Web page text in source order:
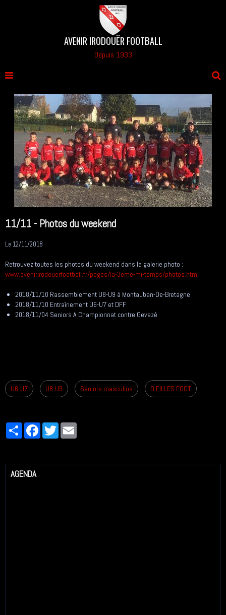
AVENIR IRODOUËR FOOTBALL
Depuis 1933
11/11 - Photos du weekend
Le 12/11/2018
Retrouvez toutes les photos du weekend dans la galerie photo :
www.avenirirodouerfootball.fr/pages/la-3eme-mi-temps/photos.html
2018/11/10 Rassemblement U8-U9 à Montauban-De-Bretagne
2018/11/10 Entraînement U6-U7 et DFF
2018/11/04 Seniors A Championnat contre Gevezé
U6-U7 U8-U9 Seniors masculins D FILLES FOOT
PartagerFacebookTwitter
AGENDA